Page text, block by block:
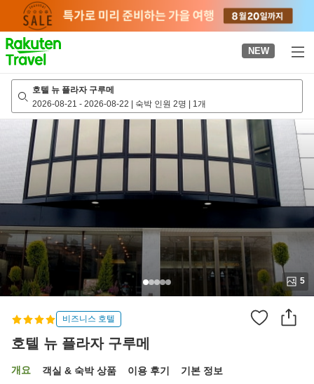
page
NEW
호텔 뉴 플라자 구루메
2026-08-21 - 2026-08-22 | 숙박 인원 2명 | 1개
5
비즈니스 호텔
호텔 뉴 플라자 구루메
개요 객실 & 숙박 상품 이용 후기 기본 정보